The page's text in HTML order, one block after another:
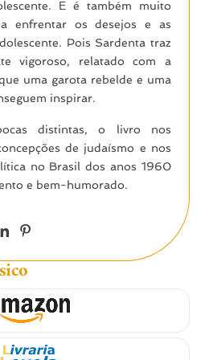
E é também muito
enfrentar os desejos e as
Pois Sardenta traz
vigoroso, relatado com a
uma garota rebelde e uma
inspirar.
distintas, o livro nos
de judaísmo e nos
no Brasil dos anos 1960
e bem-humorado.